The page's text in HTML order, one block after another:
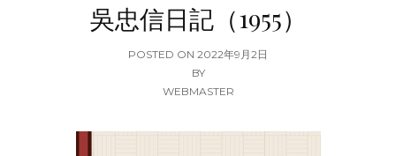
吳忠信日記（1955）
POSTED ON POSTED
ON
2022年9月2日
BY
WEBMASTER